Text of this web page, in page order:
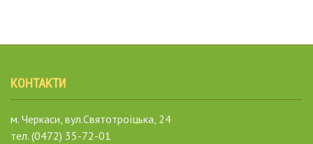
КОНТАКТИ
м. Черкаси, вул.Святотроїцька, 24
тел. (0472) 35-72-01